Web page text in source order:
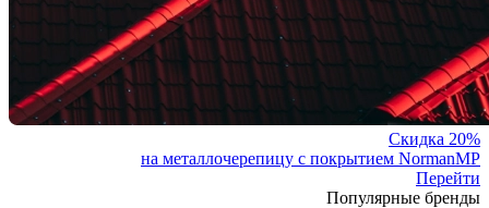
Скидка 20%
на металлочерепицу с покрытием NormanMP
Перейти
Популярные бренды